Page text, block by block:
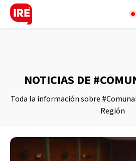
NOTICIAS DE
Toda la información sobre
Región